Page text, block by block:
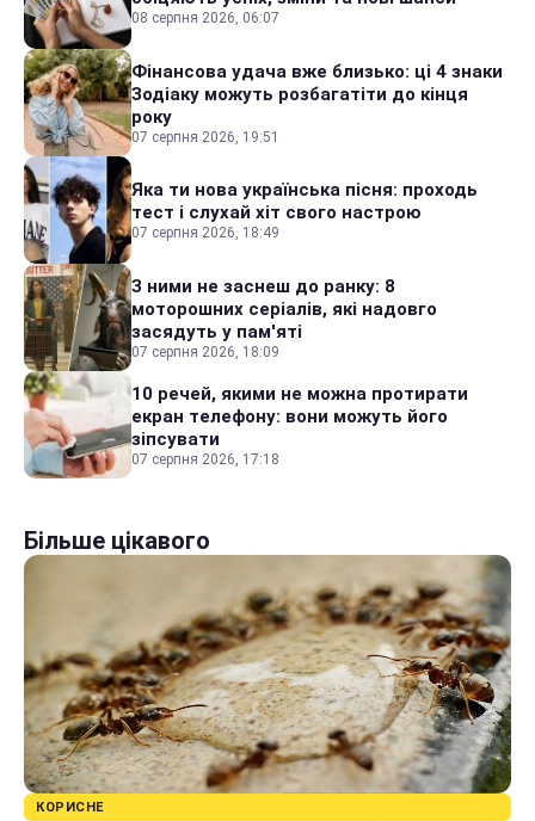
08 серпня 2026, 06:07
Фінансова удача вже близько: ці 4 знаки
Зодіаку можуть розбагатіти до кінця
року
07 серпня 2026, 19:51
Яка ти нова українська пісня: проходь
тест і слухай хіт свого настрою
07 серпня 2026, 18:49
З ними не заснеш до ранку: 8
моторошних серіалів, які надовго
засядуть у пам'яті
07 серпня 2026, 18:09
10 речей, якими не можна протирати
екран телефону: вони можуть його
зіпсувати
07 серпня 2026, 17:18
Більше цікавого
КОРИСНЕ